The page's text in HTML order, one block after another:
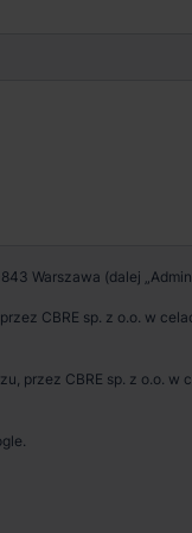
Warszawa (dalej
CBRE sp. z o.o. w
przez CBRE sp. z o.o.